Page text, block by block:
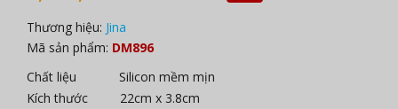
Thương hiệu: Jina
Mã sản phẩm: DM896
Chất liệu Silicon mềm mịn
Kích thước 22cm x 3.8cm